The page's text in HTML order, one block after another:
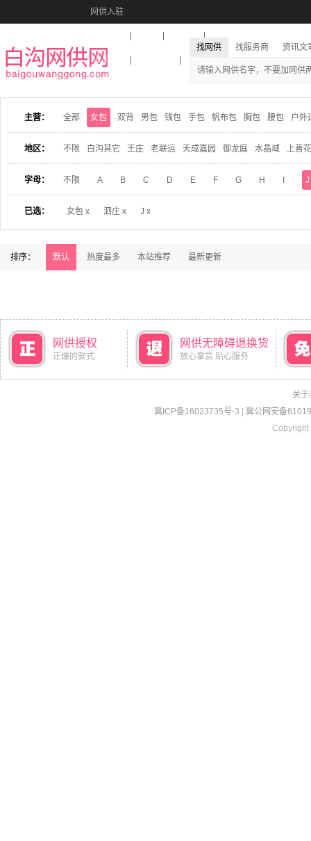
网供入驻
收藏本站
找网供 找服务商 资讯文
主营： 全部 女包 双背 男包 钱包 手包 帆布包 胸包 腰包 户外
地区： 不限 白沟其它 王庄 老联运 天成嘉园 御龙庭 水晶域 上善
字母： 不限 A B C D E F G H J
已选： 女包 x 泗庄 x J x
排序： 默认 热度最多 本站推荐 最新更新
网供授权
正爆的款式
网供无障碍退换货
放心拿货 贴心服务
关于
冀ICP备16023735号-3
冀公网安备